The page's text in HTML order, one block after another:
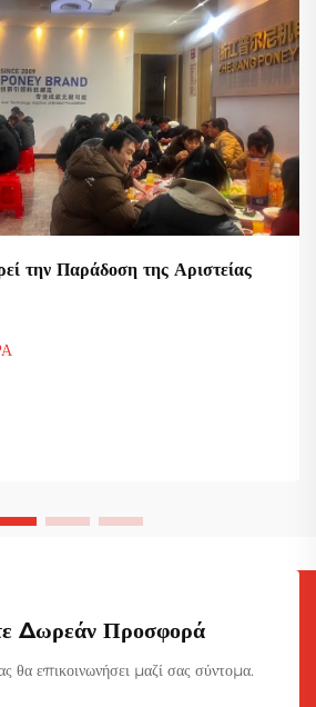
την Παράδοση της Αριστείας
Δωρεάν Προσφορά
επικοινωνήσει μαζί σας σύντομα.